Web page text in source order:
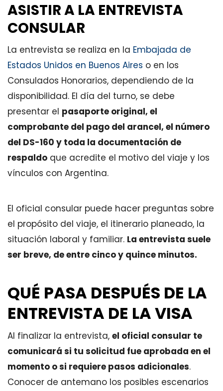
ASISTIR A LA ENTREVISTA
CONSULAR
La entrevista se realiza en la Embajada de
Estados Unidos en Buenos Aires o en los
Consulados Honorarios, dependiendo de la
disponibilidad. El día del turno, se debe
presentar el pasaporte original, el
comprobante del pago del arancel, el número
del DS-160 y toda la documentación de
respaldo que acredite el motivo del viaje y los
vínculos con Argentina.
El oficial consular puede hacer preguntas sobre
el propósito del viaje, el itinerario planeado, la
situación laboral y familiar. La entrevista suele
ser breve, de entre cinco y quince minutos.
QUÉ PASA DESPUÉS DE LA
ENTREVISTA DE LA VISA
Al finalizar la entrevista, el oficial consular te
comunicará si tu solicitud fue aprobada en el
momento o si requiere pasos adicionales.
Conocer de antemano los posibles escenarios